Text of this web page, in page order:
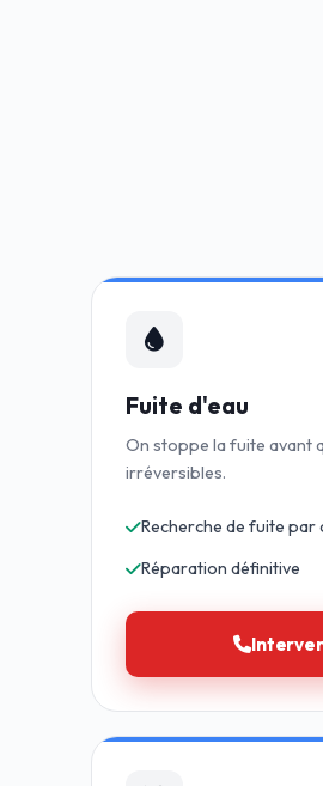
Fuite d'eau
On stoppe la fuite avant
irréversibles.
Recherche de fuite
Réparation définitive